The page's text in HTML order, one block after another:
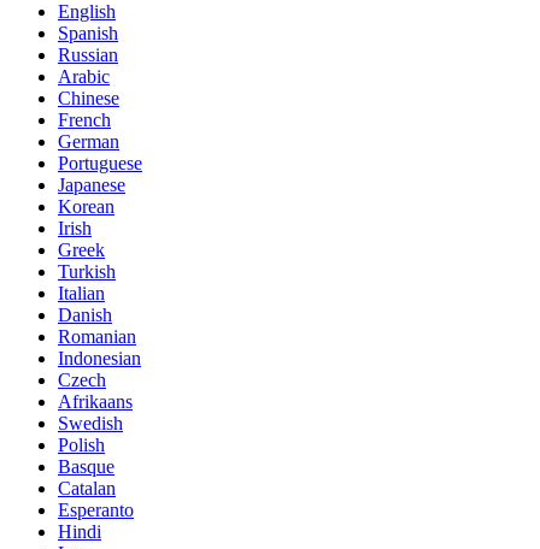
English
Spanish
Russian
Arabic
Chinese
French
German
Portuguese
Japanese
Korean
Irish
Greek
Turkish
Italian
Danish
Romanian
Indonesian
Czech
Afrikaans
Swedish
Polish
Basque
Catalan
Esperanto
Hindi